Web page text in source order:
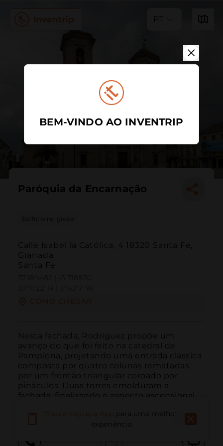
PT
Paróquia da Encarnação
Edifício religioso
Calle Isabel la Católica, 4 18320 Santa Fe,
Granada
Santa Fe
Nesta fachada, Rodríguez propõe um
avanço do que foi feito na catedral de
Pamplona, projetando uma entrada clássica
composta por quatro colunas rematadas
por um frontão triangular coroado por
pináculos. Duas torres emolduram a
fachada, finalizando o aspecto ascensional
para uma melhor
experiência
BEM-VINDO AO INVENTRIP